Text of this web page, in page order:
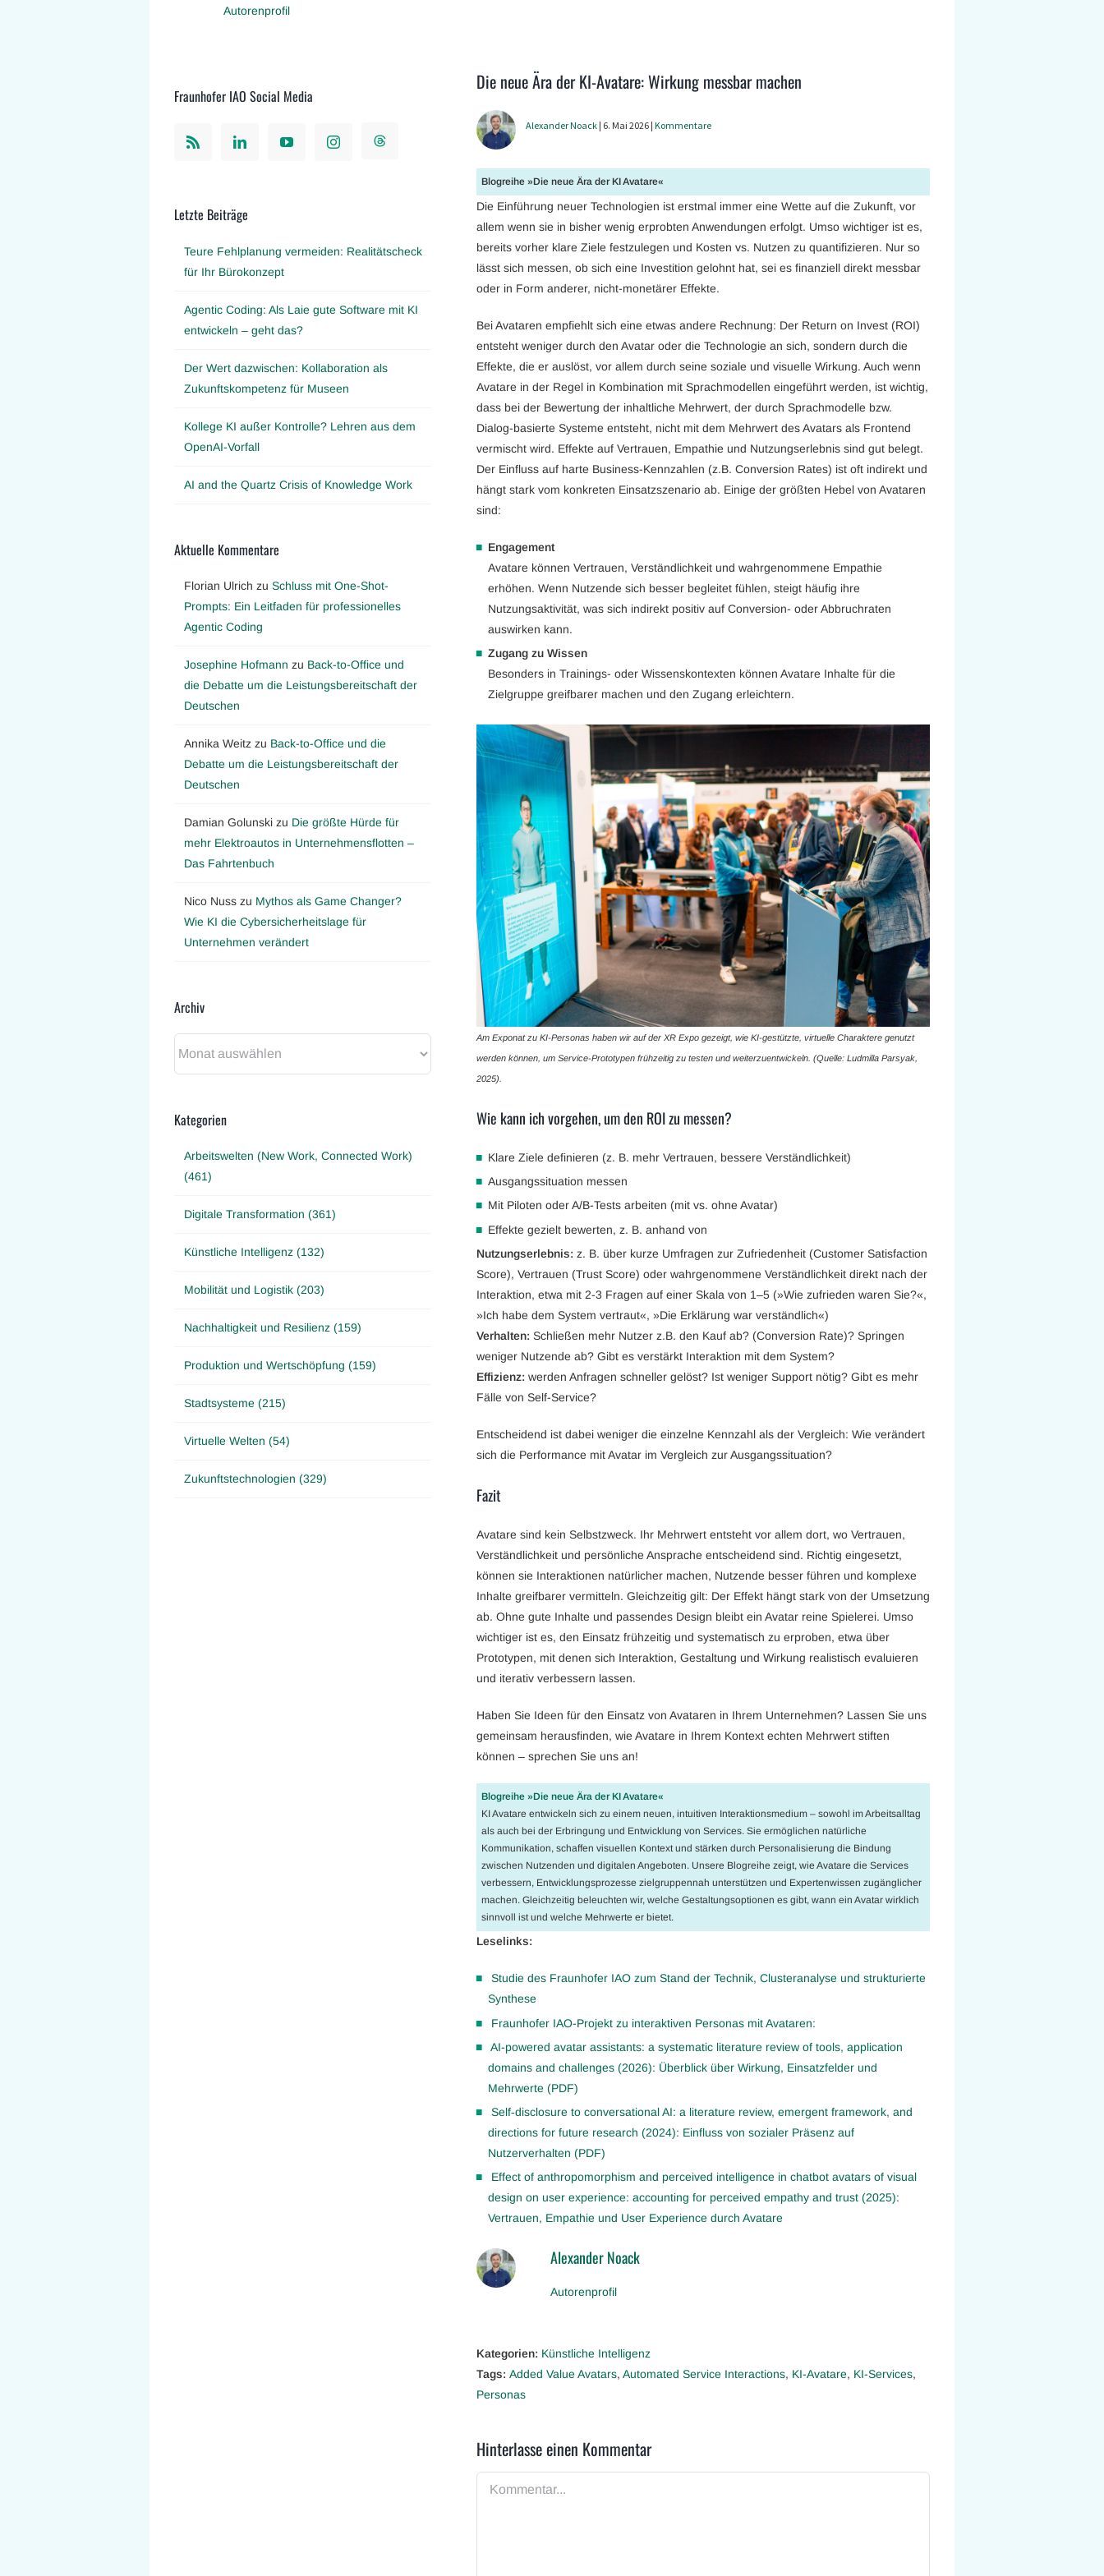
Autorenprofil
Die neue Ära der KI-Avatare: Wirkung messbar machen
Alexander Noack | 6. Mai 2026 | Kommentare
Blogreihe »Die neue Ära der KI Avatare«
Die Einführung neuer Technologien ist erstmal immer eine Wette auf die Zukunft, vor
allem wenn sie in bisher wenig erprobten Anwendungen erfolgt. Umso wichtiger ist es,
bereits vorher klare Ziele festzulegen und Kosten vs. Nutzen zu quantifizieren. Nur so
lässt sich messen, ob sich eine Investition gelohnt hat, sei es finanziell direkt messbar
oder in Form anderer, nicht-monetärer Effekte.
Bei Avataren empfiehlt sich eine etwas andere Rechnung: Der Return on Invest (ROI)
entsteht weniger durch den Avatar oder die Technologie an sich, sondern durch die
Effekte, die er auslöst, vor allem durch seine soziale und visuelle Wirkung. Auch wenn
Avatare in der Regel in Kombination mit Sprachmodellen eingeführt werden, ist wichtig,
dass bei der Bewertung der inhaltliche Mehrwert, der durch Sprachmodelle bzw.
Dialog-basierte Systeme entsteht, nicht mit dem Mehrwert des Avatars als Frontend
vermischt wird. Effekte auf Vertrauen, Empathie und Nutzungserlebnis sind gut belegt.
Der Einfluss auf harte Business-Kennzahlen (z.B. Conversion Rates) ist oft indirekt und
hängt stark vom konkreten Einsatzszenario ab. Einige der größten Hebel von Avataren
sind:
Engagement
Avatare können Vertrauen, Verständlichkeit und wahrgenommene Empathie
erhöhen. Wenn Nutzende sich besser begleitet fühlen, steigt häufig ihre
Nutzungsaktivität, was sich indirekt positiv auf Conversion- oder Abbruchraten
auswirken kann.
Zugang zu Wissen
Besonders in Trainings- oder Wissenskontexten können Avatare Inhalte für die
Zielgruppe greifbarer machen und den Zugang erleichtern.
Am Exponat zu KI-Personas haben wir auf der XR Expo gezeigt, wie KI-gestützte, virtuelle Charaktere genutzt
werden können, um Service-Prototypen frühzeitig zu testen und weiterzuentwickeln. (Quelle: Ludmilla Parsyak,
2025).
Wie kann ich vorgehen, um den ROI zu messen?
Klare Ziele definieren (z. B. mehr Vertrauen, bessere Verständlichkeit)
Ausgangssituation messen
Mit Piloten oder A/B-Tests arbeiten (mit vs. ohne Avatar)
Effekte gezielt bewerten, z. B. anhand von
Nutzungserlebnis: z. B. über kurze Umfragen zur Zufriedenheit (Customer Satisfaction
Score), Vertrauen (Trust Score) oder wahrgenommene Verständlichkeit direkt nach der
Interaktion, etwa mit 2-3 Fragen auf einer Skala von 1–5 (»Wie zufrieden waren Sie?«,
»Ich habe dem System vertraut«, »Die Erklärung war verständlich«)
Verhalten: Schließen mehr Nutzer z.B. den Kauf ab? (Conversion Rate)? Springen
weniger Nutzende ab? Gibt es verstärkt Interaktion mit dem System?
Effizienz: werden Anfragen schneller gelöst? Ist weniger Support nötig? Gibt es mehr
Fälle von Self-Service?
Entscheidend ist dabei weniger die einzelne Kennzahl als der Vergleich: Wie verändert
sich die Performance mit Avatar im Vergleich zur Ausgangssituation?
Fazit
Avatare sind kein Selbstzweck. Ihr Mehrwert entsteht vor allem dort, wo Vertrauen,
Verständlichkeit und persönliche Ansprache entscheidend sind. Richtig eingesetzt,
können sie Interaktionen natürlicher machen, Nutzende besser führen und komplexe
Inhalte greifbarer vermitteln. Gleichzeitig gilt: Der Effekt hängt stark von der Umsetzung
ab. Ohne gute Inhalte und passendes Design bleibt ein Avatar reine Spielerei. Umso
wichtiger ist es, den Einsatz frühzeitig und systematisch zu erproben, etwa über
Prototypen, mit denen sich Interaktion, Gestaltung und Wirkung realistisch evaluieren
und iterativ verbessern lassen.
Haben Sie Ideen für den Einsatz von Avataren in Ihrem Unternehmen? Lassen Sie uns
gemeinsam herausfinden, wie Avatare in Ihrem Kontext echten Mehrwert stiften
können – sprechen Sie uns an!
Blogreihe »Die neue Ära der KI Avatare«
KI Avatare entwickeln sich zu einem neuen, intuitiven Interaktionsmedium – sowohl im Arbeitsalltag
als auch bei der Erbringung und Entwicklung von Services. Sie ermöglichen natürliche
Kommunikation, schaffen visuellen Kontext und stärken durch Personalisierung die Bindung
zwischen Nutzenden und digitalen Angeboten. Unsere Blogreihe zeigt, wie Avatare die Services
verbessern, Entwicklungsprozesse zielgruppennah unterstützen und Expertenwissen zugänglicher
machen. Gleichzeitig beleuchten wir, welche Gestaltungsoptionen es gibt, wann ein Avatar wirklich
sinnvoll ist und welche Mehrwerte er bietet.
Leselinks:
Studie des Fraunhofer IAO zum Stand der Technik, Clusteranalyse und strukturierte
Synthese
Fraunhofer IAO-Projekt zu interaktiven Personas mit Avataren:
AI-powered avatar assistants: a systematic literature review of tools, application
domains and challenges (2026): Überblick über Wirkung, Einsatzfelder und
Mehrwerte (PDF)
Self‑disclosure to conversational AI: a literature review, emergent framework, and
directions for future research (2024): Einfluss von sozialer Präsenz auf
Nutzerverhalten (PDF)
Effect of anthropomorphism and perceived intelligence in chatbot avatars of visual
design on user experience: accounting for perceived empathy and trust (2025):
Vertrauen, Empathie und User Experience durch Avatare
Alexander Noack
Autorenprofil
Kategorien: Künstliche Intelligenz
Tags: Added Value Avatars, Automated Service Interactions, KI-Avatare, KI-Services,
Personas
Hinterlasse einen Kommentar
Fraunhofer IAO Social Media
Letzte Beiträge
Teure Fehlplanung vermeiden: Realitätscheck
für Ihr Bürokonzept
Agentic Coding: Als Laie gute Software mit KI
entwickeln – geht das?
Der Wert dazwischen: Kollaboration als
Zukunftskompetenz für Museen
Kollege KI außer Kontrolle? Lehren aus dem
OpenAI-Vorfall
AI and the Quartz Crisis of Knowledge Work
Aktuelle Kommentare
Florian Ulrich zu Schluss mit One-Shot-
Prompts: Ein Leitfaden für professionelles
Agentic Coding
Josephine Hofmann zu Back-to-Office und
die Debatte um die Leistungsbereitschaft der
Deutschen
Annika Weitz zu Back-to-Office und die
Debatte um die Leistungsbereitschaft der
Deutschen
Damian Golunski zu Die größte Hürde für
mehr Elektroautos in Unternehmensflotten –
Das Fahrtenbuch
Nico Nuss zu Mythos als Game Changer?
Wie KI die Cybersicherheitslage für
Unternehmen verändert
Archiv
Kategorien
Arbeitswelten (New Work, Connected Work)
(461)
Digitale Transformation (361)
Künstliche Intelligenz (132)
Mobilität und Logistik (203)
Nachhaltigkeit und Resilienz (159)
Produktion und Wertschöpfung (159)
Stadtsysteme (215)
Virtuelle Welten (54)
Zukunftstechnologien (329)